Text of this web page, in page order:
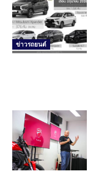
ข่าวรถยนต์